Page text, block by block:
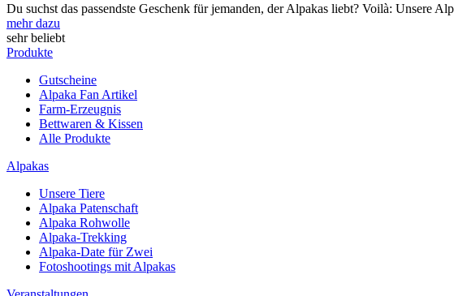
Du suchst das passendste Geschenk für jemanden, der Alpakas liebt? Voilà: Unsere
mehr dazu
sehr beliebt
Produkte
Gutscheine
Alpaka Fan Artikel
Farm-Erzeugnis
Bettwaren & Kissen
Alle Produkte
Alpakas
Unsere Tiere
Alpaka Patenschaft
Alpaka Rohwolle
Alpaka-Trekking
Alpaka-Date für Zwei
Fotoshootings mit Alpakas